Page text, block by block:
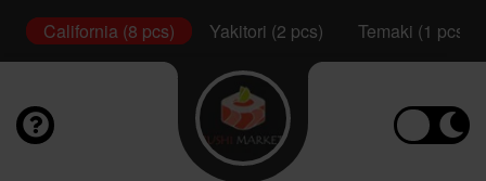
California (8 pcs) Yakitori (2 pcs) Temaki (1 pcs)